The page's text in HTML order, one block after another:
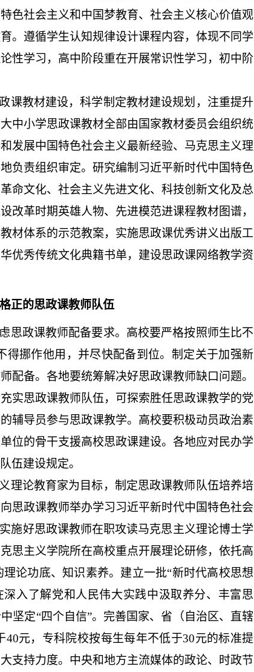
色社会主义和中国梦教育、社会主义核心价值观
。遵循学生认知规律设计课程内容，体现不同学
性学习，高中阶段重在开展常识性学习，初中阶
课教材建设，科学制定教材建设规划，注重提升
中小学思政课教材全部由国家教材委员会组织统
发展中国特色社会主义最新经验、马克思主义理
负责组织审定。研究编制习近平新时代中国特色
命文化、社会主义先进文化、科技创新文化及总
改革时期英雄人物、先进模范进课程教材图谱，
材体系的示范教案，实施思政课优秀讲义出版工
优秀传统文化典籍书单，建设思政课网络教学资
正的思政课教师队伍
思政课教师配备要求。高校要严格按照师生比不
挪作他用，并尽快配备到位。制定关于加强新
配备。各地要统筹解决好思政课教师缺口问题。
实思政课教师队伍，可探索胜任思政课教学的党
辅导员参与思政课教学。高校要积极动员政治素
位的骨干支援高校思政课建设。各地应对民办学
伍建设规定。
理论教育家为目标，制定思政课教师队伍培养培
思政课教师举办学习习近平新时代中国特色社会
施好思政课教师在职攻读马克思主义理论博士学
思主义学院所在高校重点开展理论研修，依托高
论功底、知识素养。建立一批“新时代高校思想
入了解党和人民伟大实践中汲取养分、丰富思
坚定“四个自信”。完善国家、省（自治区、直辖
40元，专科院校按每生每年不低于30元的标准提
支持力度。中央和地方主流媒体的政论、时政节